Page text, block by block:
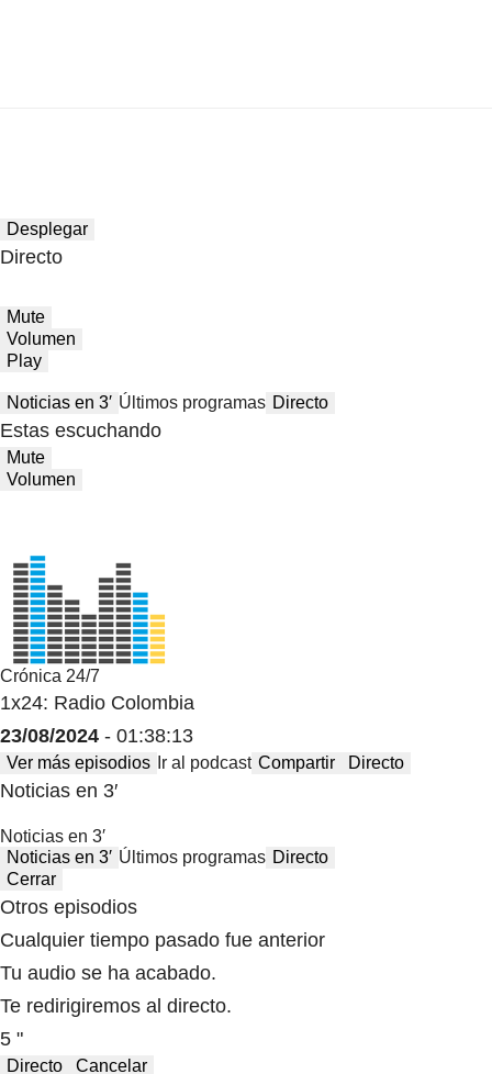
Desplegar
Directo
Mute
Volumen
Play
Noticias en 3′ Últimos programas Directo
Estas escuchando
Mute
Volumen
Crónica 24/7
1x24: Radio Colombia
23/08/2024 - 01:38:13
Ver más episodios Ir al podcast Compartir Directo
Noticias en 3′
Noticias en 3′
Noticias en 3′ Últimos programas Directo
Cerrar
Otros episodios
Cualquier tiempo pasado fue anterior
Tu audio se ha acabado.
Te redirigiremos al directo.
5 "
Directo Cancelar